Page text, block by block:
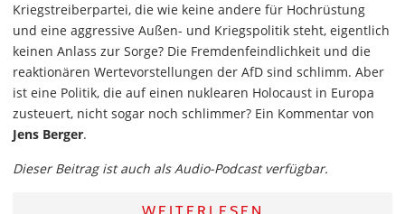
Kriegstreiberpartei, die wie keine andere für Hochrüstung
und eine aggressive Außen- und Kriegspolitik steht, eigentlich
keinen Anlass zur Sorge? Die Fremdenfeindlichkeit und die
reaktionären Wertevorstellungen der AfD sind schlimm. Aber
ist eine Politik, die auf einen nuklearen Holocaust in Europa
zusteuert, nicht sogar noch schlimmer? Ein Kommentar von
Jens Berger.
Dieser Beitrag ist auch als Audio-Podcast verfügbar.